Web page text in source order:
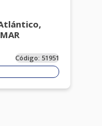
Código: 51951